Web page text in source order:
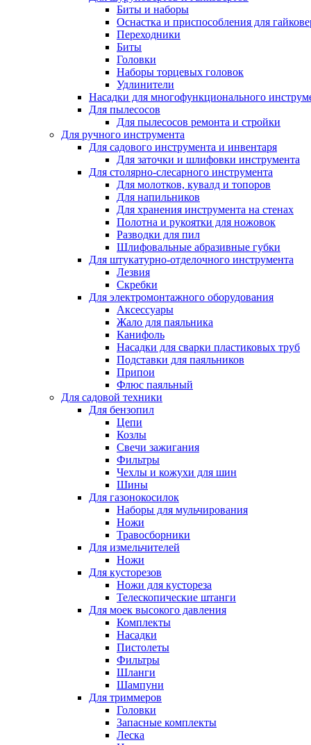
Биты и наборы
Оснастка и приспособления для
Переходники
Биты
Головки
Наборы торцевых головок
Удлинители
Насадки для многофункционального
Для пылесосов
Для пылесосов ремонта и стройки
Для ручного инструмента
Для садового инструмента и инвентаря
Для заточки и шлифовки инструмента
Для столярно-слесарного инструмента
Для молотков, кувалд и топоров
Для напильников
Для хранения инструмента на стенах
Полотна и рукоятки для ножовок
Разводки для пил
Шлифовальные абразивные губки
Для штукатурно-отделочного инструмента
Лезвия
Скребки
Для электромонтажного оборудования
Аксессуары
Жало для паяльника
Канифоль
Насадки для сварки пластиковых труб
Подставки для паяльников
Припои
Флюс паяльный
Для садовой техники
Для бензопил
Цепи
Козлы
Свечи зажигания
Фильтры
Чехлы и кожухи для шин
Шины
Для газонокосилок
Наборы для мульчирования
Ножи
Травосборники
Для измельчителей
Ножи
Для кусторезов
Ножи для кустореза
Телескопические штанги
Для моек высокого давления
Комплекты
Насадки
Пистолеты
Фильтры
Шланги
Шампуни
Для триммеров
Головки
Запасные комплекты
Леска